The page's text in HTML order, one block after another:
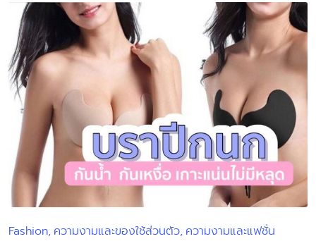
Posted
Fashion ความงามและของใช้ส่วนตัว ความงามและแฟชั่น